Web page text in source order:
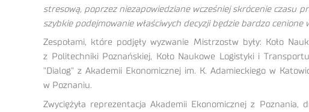
stresową, poprzez niezapowiedziane wcześniej skrócenie czasu
szybkie podejmowanie właściwych decyzji będzie bardzo cenione
Zespołami, które podjęły wyzwanie Mistrzostw były: Koło
z Politechniki Poznańskiej, Koło Naukowe Logistyki i
"Dialog" z Akademii Ekonomicznej im. K. Adamieckiego w
w Poznaniu.
Zwyciężyła reprezentacja Akademii Ekonomicznej z